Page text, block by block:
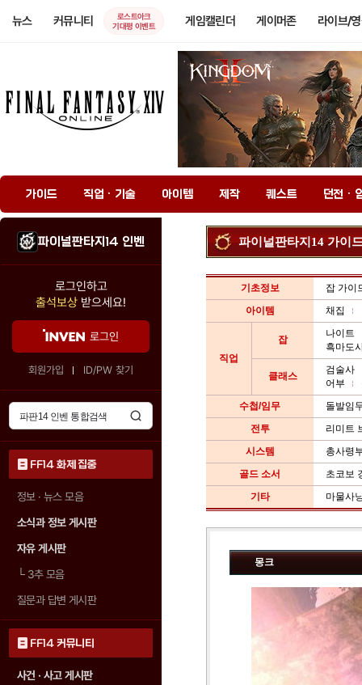
뉴스 커뮤니티
로스트아크
기대평 이벤트
게임캘린더 게이머존 라이브/
가이드 직업 · 기술 아이템 제작 퀘스트 던전 ·
파이널판타지14 인벤
로그인하고
출석보상 받으세요!
로그인
회원가입 ID/PW 찾기
FF14 화제 집중
정보 · 뉴스 모음
소식과 정보 게시판
자유 게시판
└3추 모음
질문과 답변 게시판
FF14 커뮤니티
사건 · 사고 게시판
파이널판타지14 가이
기초정보
잡 가이
아이템
채집
직업
잡
나이트
흑마도
클래스
검술사
어부
수첩/임무
돌발임
전투
리미트
시스템
총사령
골드 소서
초코보
기타
마물사
몽크